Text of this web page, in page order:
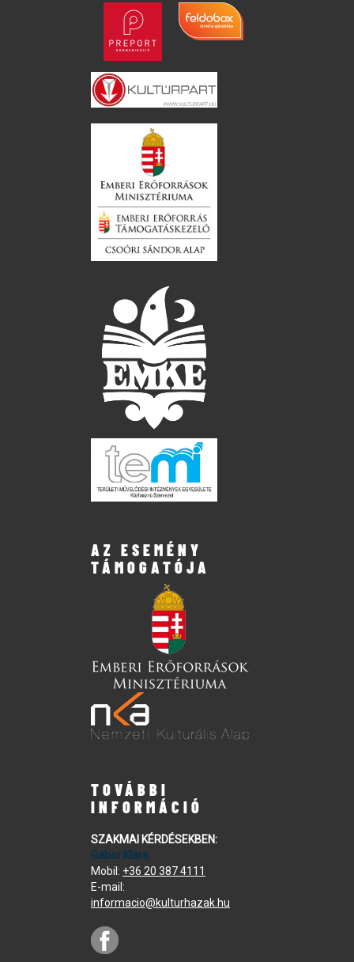
AZ ESEMÉNY
TÁMOGATÓJA
TOVÁBBI
INFORMÁCIÓ
SZAKMAI KÉRDÉSEKBEN:
Gábor Klára
Mobil: +36 20 387 4111
E-mail:
informacio@kulturhazak.hu